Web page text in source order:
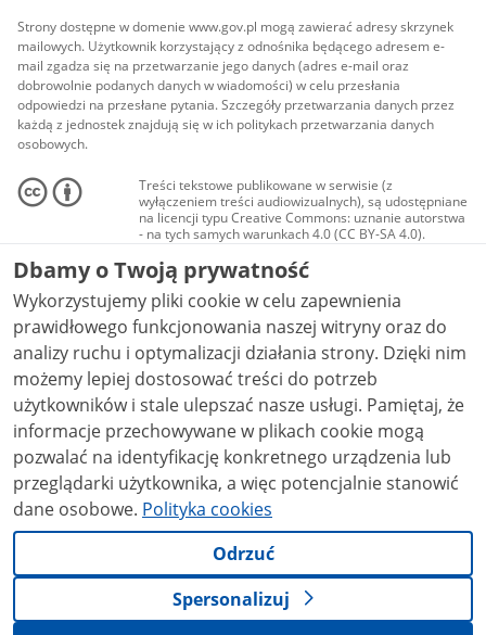
Strony dostępne w domenie www.gov.pl mogą zawierać adresy skrzynek
mailowych. Użytkownik korzystający z odnośnika będącego adresem e-
mail zgadza się na przetwarzanie jego danych (adres e-mail oraz
dobrowolnie podanych danych w wiadomości) w celu przesłania
odpowiedzi na przesłane pytania. Szczegóły przetwarzania danych przez
każdą z jednostek znajdują się w ich politykach przetwarzania danych
osobowych.
Treści tekstowe publikowane w serwisie (z
wyłączeniem treści audiowizualnych), są udostępniane
na licencji typu Creative Commons: uznanie autorstwa
- na tych samych warunkach 4.0 (CC BY-SA 4.0).
Materiały audiowizualne, w tym zdjęcia, materiały
audio i wideo, są udostępniane na licencji typu
Creative Commons: uznanie autorstwa użycie
niekomercyjne - bez utworów zależnych 4.0 (CC BY-
NC-ND 4.0), o ile nie jest to stwierdzone inaczej.
Dbamy o Twoją prywatność
Wykorzystujemy pliki cookie w celu zapewnienia
prawidłowego funkcjonowania naszej witryny oraz do
analizy ruchu i optymalizacji działania strony. Dzięki nim
możemy lepiej dostosować treści do potrzeb
użytkowników i stale ulepszać nasze usługi. Pamiętaj, że
informacje przechowywane w plikach cookie mogą
pozwalać na identyfikację konkretnego urządzenia lub
przeglądarki użytkownika, a więc potencjalnie stanowić
dane osobowe. Polityka cookies
Odrzuć
Spersonalizuj